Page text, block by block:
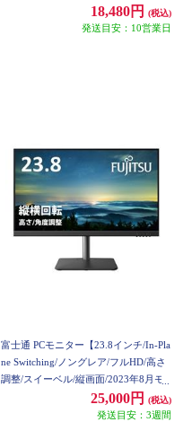
ｰｶｰ内蔵/ｸﾗｳﾄﾞｸﾞﾚｰ 67DEKAC1JP 67D
18,480円 (税込)
発送目安：10営業日
富士通 PCモニター【23.8インチ/In-Pla
ne Switching/ノングレア/フルHD/高さ
調整/スイーベル/縦画面/2023年8月モ
25,000円 (税込)
発送目安：3週間